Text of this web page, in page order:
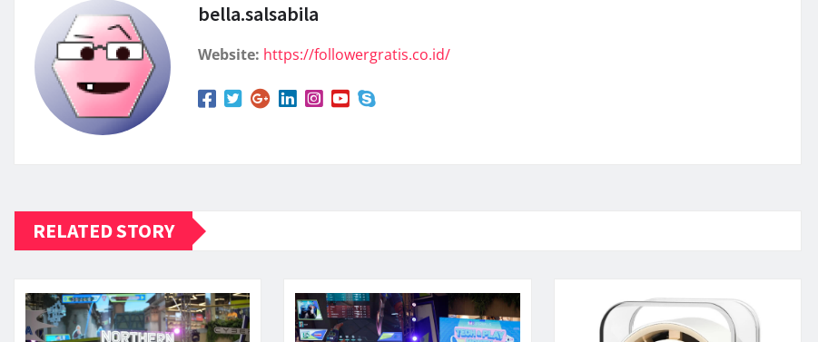
bella.salsabila
Website: https://followergratis.co.id/
RELATED STORY